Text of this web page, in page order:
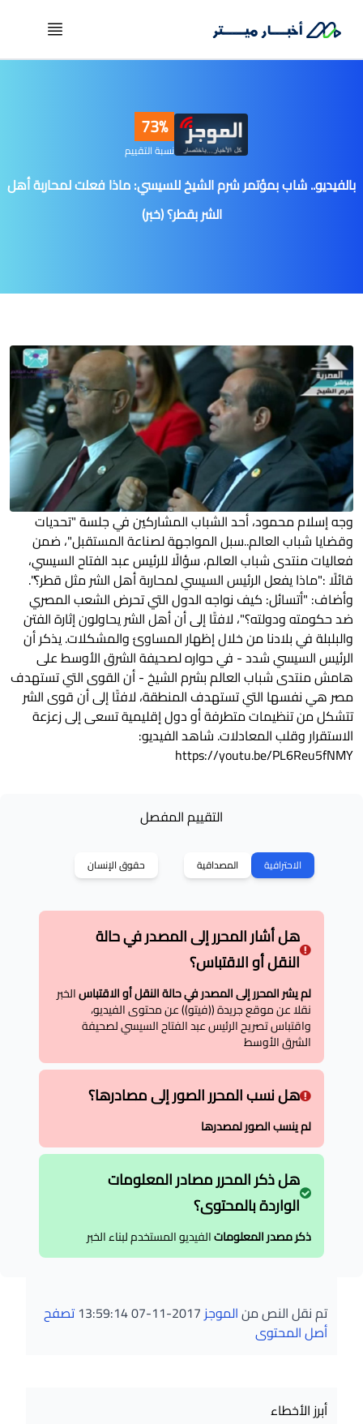
73%
نسبة التقييم
بالفيديو.. شاب بمؤتمر شرم الشيخ للسيسي: ماذا فعلت لمحاربة أهل
الشر بقطر؟ (خبر)
وجه إسلام محمود، أحد الشباب المشاركين في جلسة "تحديات
وقضايا شباب العالم..سبل المواجهة لصناعة المستقبل"، ضمن
فعاليات منتدى شباب العالم، سؤالًا للرئيس عبد الفتاح السيسي،
قائلًا :"ماذا يفعل الرئيس السيسي لمحاربة أهل الشر مثل قطر؟".
وأضاف: "أتسائل: كيف نواجه الدول التي تحرض الشعب المصري
ضد حكومته ودولته؟"، لافتًا إلى أن أهل الشر يحاولون إثارة الفتن
والبلبلة في بلادنا من خلال إظهار المساوئ والمشكلات. يذكر أن
الرئيس السيسي شدد - في حواره لصحيفة الشرق الأوسط على
هامش منتدى شباب العالم بشرم الشيخ - أن القوى التي تستهدف
مصر هي نفسها التي تستهدف المنطقة، لافتًا إلى أن قوى الشر
تتشكل من تنظيمات متطرفة أو دول إقليمية تسعى إلى زعزعة
الاستقرار وقلب المعادلات. شاهد الفيديو:
https://youtu.be/PL6Reu5fNMY
التقييم المفصل
الاحترافية المصداقية حقوق الإنسان
هل أشار المحرر إلى المصدر في حالة
النقل أو الاقتباس؟
لم يشر المحرر إلى المصدر في حالة النقل أو الاقتباسالخبر
نقلا عن موقع جريدة ((فيتو)) عن محتوى الفيديو،
واقتباس تصريح الرئيس عبد الفتاح السيسي لصحيفة
الشرق الأوسط
هل نسب المحرر الصور إلى مصادرها؟
لم ينسب الصور لمصدرها
هل ذكر المحرر مصادر المعلومات
الواردة بالمحتوى؟
ذكر مصدر المعلوماتالفيديو المستخدم لبناء الخبر
تم نقل النص منالموجز2017-11-07 13:59:14
تصفح
أصل المحتوى
أبرز الأخطاء